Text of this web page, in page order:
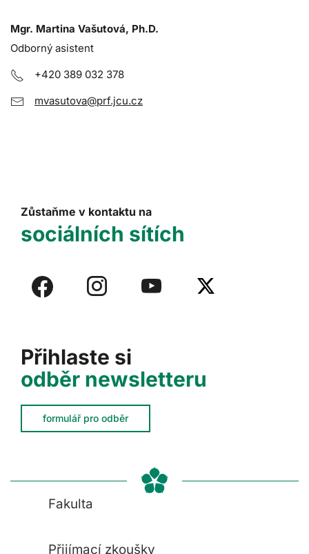
Mgr. Martina Vašutová, Ph.D.
Odborný asistent
+420 389 032 378
mvasutova@prf.jcu.cz
Přihlaste si
odběr newsletteru
formulář pro odběr
Zůstaňme v kontaktu na
sociálních sítích
Fakulta
Přijímací zkoušky